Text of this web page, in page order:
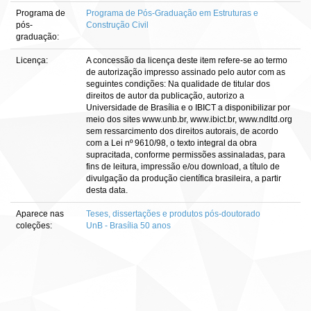
Programa de
pós-
graduação:
Programa de Pós-Graduação em Estruturas e
Construção Civil
Licença:
A concessão da licença deste item refere-se ao termo
de autorização impresso assinado pelo autor com as
seguintes condições: Na qualidade de titular dos
direitos de autor da publicação, autorizo a
Universidade de Brasília e o IBICT a disponibilizar por
meio dos sites www.unb.br, www.ibict.br, www.ndltd.org
sem ressarcimento dos direitos autorais, de acordo
com a Lei nº 9610/98, o texto integral da obra
supracitada, conforme permissões assinaladas, para
fins de leitura, impressão e/ou download, a título de
divulgação da produção científica brasileira, a partir
desta data.
Aparece nas
coleções:
Teses, dissertações e produtos pós-doutorado
UnB - Brasília 50 anos